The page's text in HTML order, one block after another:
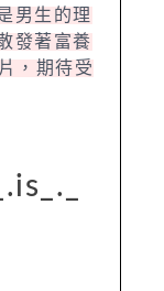
男生的理
發著富養
，期待受